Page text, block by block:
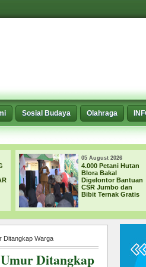
Sosial Budaya Olahraga
August 2026
Petani Hutan
Bakal
Bantuan
Jumbo dan
Ternak Gratis
04
33
Ditangkap Warga
Ditangkap